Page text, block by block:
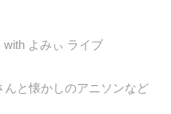
よみぃ ライブ
んと懐かしのアニソンなど